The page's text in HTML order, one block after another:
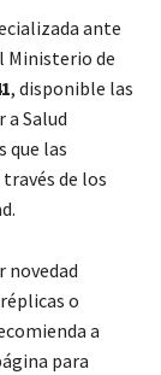
ante
Ministerio de
, disponible las
a Salud
que las
de los
novedad
o
a
para